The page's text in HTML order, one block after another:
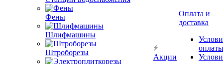
Фены
Шлифмашины
Штроборезы
Акции
Оплата и
доставка
оплаты